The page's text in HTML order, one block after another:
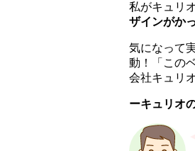
私がキュリ
ザインがか
気になって
動！「この
会社キュリ
ーキュリオ